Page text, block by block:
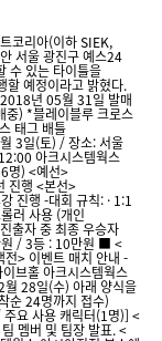
코리아(이하 SIEK,
서울 광진구 예스24
수 있는 타이틀을
할 예정이라고 밝혔다.
년 05월 31일 발매
중) *블레이블루 크로스
태그 배틀
3일(토) / 장소: 서울
아크시스템웍스
명) <예선>
진행 <본선>
진행 -대회 규칙: · 1:1
러 사용 (개인
출자 중 최종 우승자
원 / 3등 : 10만원 ■ <
> 이벤트 매치 안내 -
브홀 아크시스템웍스
28일(수) 아래 양식을
순 24명까지 접수)
요 사용 캐릭터(1명)] <
멤버 및 팀장 발표. <